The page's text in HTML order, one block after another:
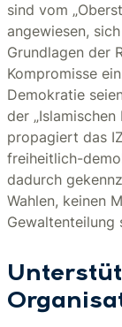
sind vom
angewiesen,
Grundlagen der
Kompromisse
Demokratie
der
propagiert das
freiheitlich-
dadurch
Wahlen, keinen
Gewaltenteilung